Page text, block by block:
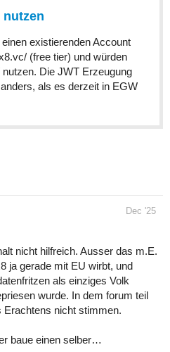
existierenden Account
(free tier) und würden
Die JWT Erzeugung
als es derzeit in EGW
Dec '25
nicht hilfreich. Ausser das m.E.
ja gerade mit EU wirbt, und
als einziges Volk
wurde. In dem forum teil
Erachtens nicht stimmen.
baue einen selber…